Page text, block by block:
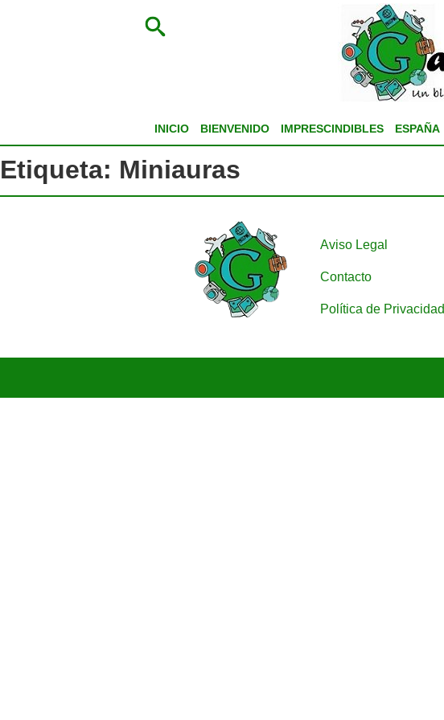
INICIO BIENVENIDO IMPRESCINDIBLES ESPAÑA
Etiqueta: Miniauras
Aviso Legal
Contacto
Política de Privacidad